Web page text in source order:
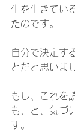
生を生きてい
たのです。
自分で決定す
とだと思いま
もし、これを
も、と、気づ
す。